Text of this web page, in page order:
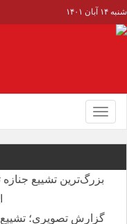
شنبه ۱۴ آبان ۱۴۰۱
Toggle
navigation
بزرگ‌ترین تشییع
گزارش تصویری؛ تشییع